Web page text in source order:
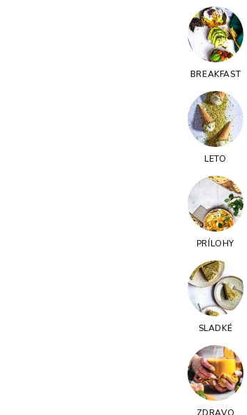
BREAKFAST
LETO
PRÍLOHY
SLADKÉ